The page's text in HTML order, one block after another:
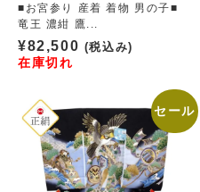
■お宮参り 産着 着物 男の子■
竜王 濃紺 鷹...
¥82,500 (税込み)
在庫切れ
セール